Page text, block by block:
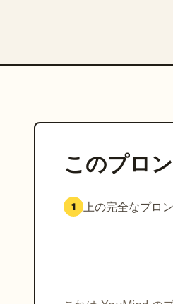
このプロ
1 上の完全なプロ